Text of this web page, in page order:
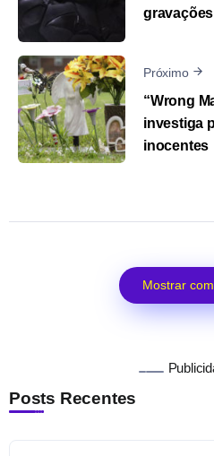
Próximo
“Wrong
investiga
inocentes
Mostrar
Posts Recentes